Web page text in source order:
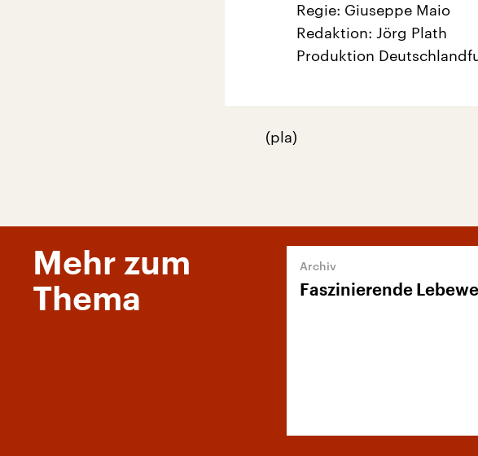
Regie: Giuseppe Maio
Redaktion: Jörg Plath
Produktion
(pla)
Mehr zum
Thema
Faszinierende